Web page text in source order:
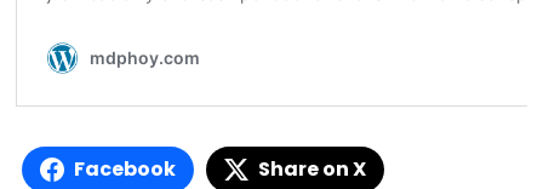
Facebook Share on X